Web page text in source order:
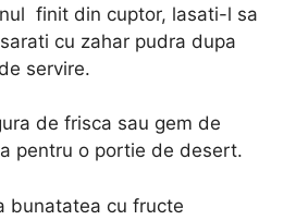
finit din cuptor, lasati-l sa
cu zahar pudra dupa
servire.
de frisca sau gem de
pentru o portie de desert.
bunatatea cu fructe